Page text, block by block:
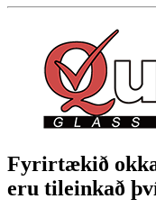
Fyrirtækið
eru tileinkað